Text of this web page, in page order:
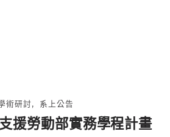
術研討, 系上公告
援勞動部實務學程計畫